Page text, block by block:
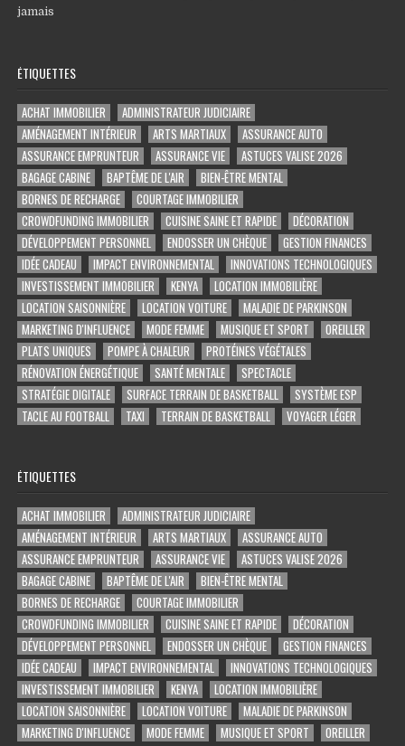
jamais
ÉTIQUETTES
ACHAT IMMOBILIER
ADMINISTRATEUR JUDICIAIRE
AMÉNAGEMENT INTÉRIEUR
ARTS MARTIAUX
ASSURANCE AUTO
ASSURANCE EMPRUNTEUR
ASSURANCE VIE
ASTUCES VALISE 2026
BAGAGE CABINE
BAPTÊME DE L'AIR
BIEN-ÊTRE MENTAL
BORNES DE RECHARGE
COURTAGE IMMOBILIER
CROWDFUNDING IMMOBILIER
CUISINE SAINE ET RAPIDE
DÉCORATION
DÉVELOPPEMENT PERSONNEL
ENDOSSER UN CHÈQUE
GESTION FINANCES
IDÉE CADEAU
IMPACT ENVIRONNEMENTAL
INNOVATIONS TECHNOLOGIQUES
INVESTISSEMENT IMMOBILIER
KENYA
LOCATION IMMOBILIÈRE
LOCATION SAISONNIÈRE
LOCATION VOITURE
MALADIE DE PARKINSON
MARKETING D'INFLUENCE
MODE FEMME MUSIQUE ET SPORT
OREILLER
PLATS UNIQUES
POMPE À CHALEUR
PROTÉINES VÉGÉTALES
RÉNOVATION ÉNERGÉTIQUE
SANTÉ MENTALE
SPECTACLE
STRATÉGIE DIGITALE
SURFACE TERRAIN DE BASKETBALL
SYSTÈME ESP
TACLE AU FOOTBALL
TAXI TERRAIN DE BASKETBALL VOYAGER LÉGER
ÉTIQUETTES
ACHAT IMMOBILIER
ADMINISTRATEUR JUDICIAIRE
AMÉNAGEMENT INTÉRIEUR
ARTS MARTIAUX
ASSURANCE AUTO
ASSURANCE EMPRUNTEUR
ASSURANCE VIE
ASTUCES VALISE 2026
BAGAGE CABINE
BAPTÊME DE L'AIR
BIEN-ÊTRE MENTAL
BORNES DE RECHARGE
COURTAGE IMMOBILIER
CROWDFUNDING IMMOBILIER
CUISINE SAINE ET RAPIDE
DÉCORATION
DÉVELOPPEMENT PERSONNEL
ENDOSSER UN CHÈQUE
GESTION FINANCES
IDÉE CADEAU
IMPACT ENVIRONNEMENTAL
INNOVATIONS TECHNOLOGIQUES
INVESTISSEMENT IMMOBILIER
KENYA
LOCATION IMMOBILIÈRE
LOCATION SAISONNIÈRE
LOCATION VOITURE
MALADIE DE PARKINSON
MARKETING D'INFLUENCE
MODE FEMME MUSIQUE ET SPORT
OREILLER